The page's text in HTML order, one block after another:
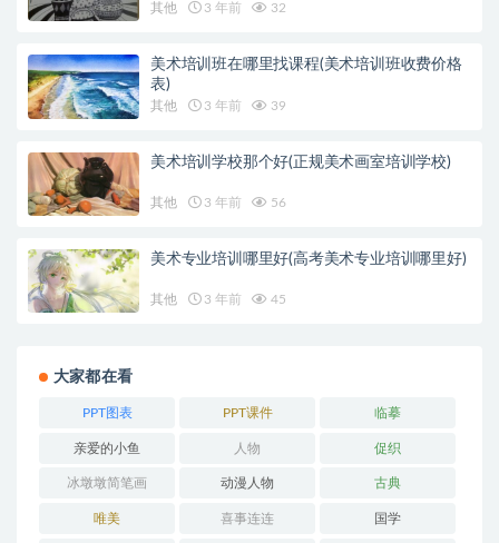
其他 3 年前 32
美术培训班在哪里找课程(美术培训班收费价格
表)
其他 3 年前 39
美术培训学校那个好(正规美术画室培训学校)
其他 3 年前 56
美术专业培训哪里好(高考美术专业培训哪里好)
其他 3 年前 45
大家都在看
PPT图表 PPT课件 临摹
亲爱的小鱼 人物 促织
冰墩墩简笔画 动漫人物 古典
唯美 喜事连连 国学